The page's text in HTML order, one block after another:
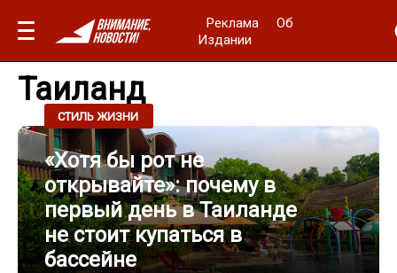
Реклама
Об
Издании
Таиланд
СТИЛЬ ЖИЗНИ
«Хотя бы рот не
открывайте»: почему в
первый день в Таиланде
не стоит купаться в
бассейне